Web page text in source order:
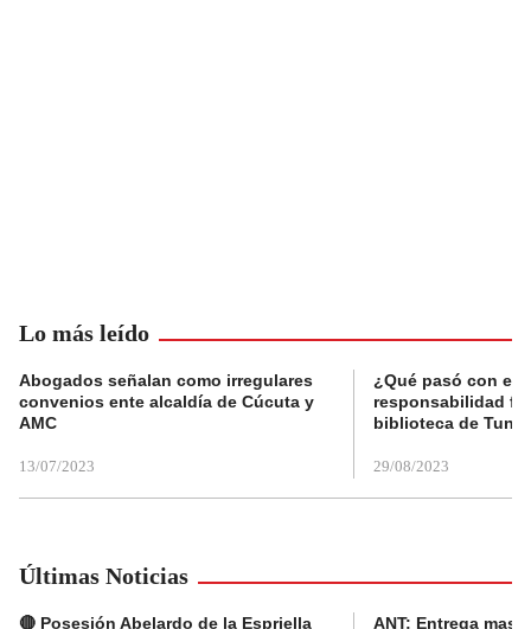
Lo más leído
Abogados señalan como irregulares
convenios ente alcaldía de Cúcuta y
AMC
13/07/2023
¿Qué pasó con el
responsabilidad
biblioteca de
29/08/2023
Últimas Noticias
🔴 Posesión Abelardo de la Espriella
ANT: Entrega